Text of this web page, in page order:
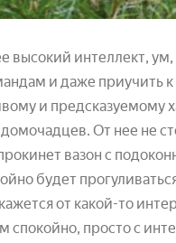
высокий интеллект, ум,
и даже приучить
и предсказуемому
От нее не
вазон с
будет
от какой-то
спокойно, просто с